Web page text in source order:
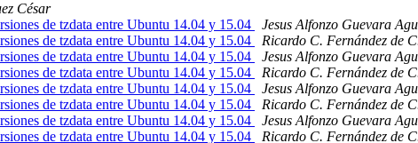
César
de tzdata entre Ubuntu 14.04 y 15.04
Jesus Alfonzo Guevara
de tzdata entre Ubuntu 14.04 y 15.04
Ricardo C. Fernández de
de tzdata entre Ubuntu 14.04 y 15.04
Jesus Alfonzo Guevara
de tzdata entre Ubuntu 14.04 y 15.04
Ricardo C. Fernández de
de tzdata entre Ubuntu 14.04 y 15.04
Jesus Alfonzo Guevara
de tzdata entre Ubuntu 14.04 y 15.04
Ricardo C. Fernández de
de tzdata entre Ubuntu 14.04 y 15.04
Jesus Alfonzo Guevara
de tzdata entre Ubuntu 14.04 y 15.04
Ricardo C. Fernández de